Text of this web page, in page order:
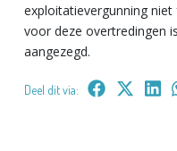
exploitatievergunning
voor deze overtredingen
aangezegd.
Deel dit via: